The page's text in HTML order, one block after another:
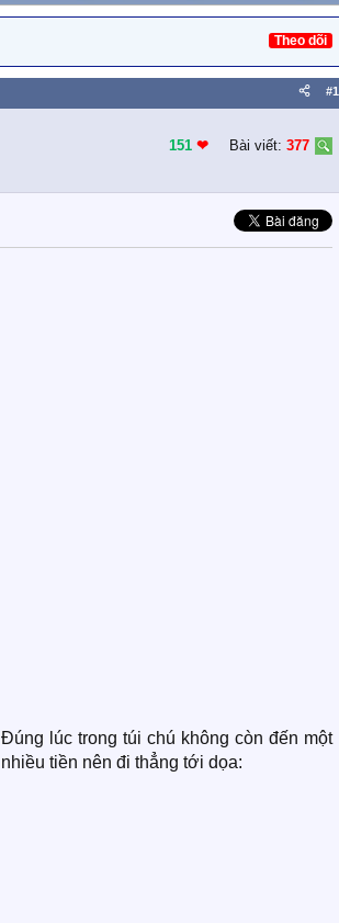
Theo dõi
#1
151 ❤︎ Bài viết: 377
lúc trong túi chú không còn đến một
tiền nên đi thẳng tới dọa: